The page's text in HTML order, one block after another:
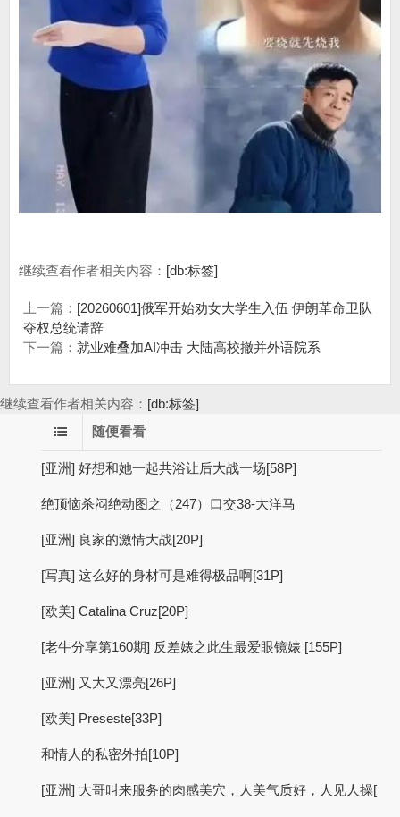
继续查看作者相关内容： [db:标签]
上一篇： [20260601]俄军开始劝女大学生入伍 伊朗革命卫队
夺权总统请辞
下一篇： 就业难叠加AI冲击 大陆高校撤并外语院系
继续查看作者相关内容： [db:标签]
随便看看
[亚洲] 好想和她一起共浴让后大战一场[58P]
绝顶恼杀闷绝动图之（247）口交38-大洋马
[亚洲] 良家的激情大战[20P]
[写真] 这么好的身材可是难得极品啊[31P]
[欧美] Catalina Cruz[20P]
[老牛分享第160期] 反差婊之此生最爱眼镜婊 [155P]
[亚洲] 又大又漂亮[26P]
[欧美] Preseste[33P]
和情人的私密外拍[10P]
[亚洲] 大哥叫来服务的肉感美穴，人美气质好，人见人操[